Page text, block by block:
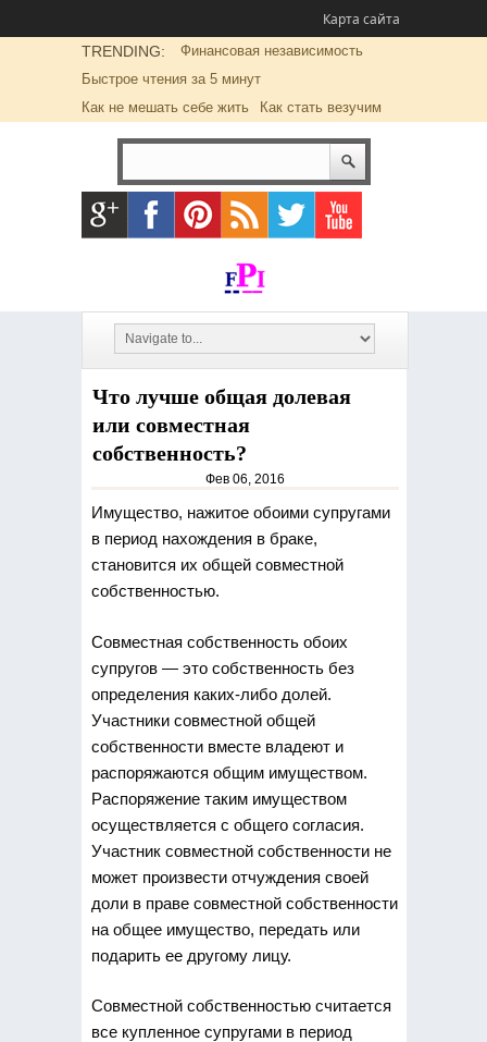
Карта сайта
TRENDING:
Финансовая независимость
Быстрое чтения за 5 минут
Как не мешать себе жить
Как стать везучим
Что лучше общая долевая
или совместная
собственность?
Фев 06, 2016
Имущество, нажитое обоими супругами
в период нахождения в браке,
становится их общей совместной
собственностью.
Совместная собственность обоих
супругов — это собственность без
определения каких-либо долей.
Участники совместной общей
собственности вместе владеют и
распоряжаются общим имуществом.
Распоряжение таким имуществом
осуществляется с общего согласия.
Участник совместной собственности не
может произвести отчуждения своей
доли в праве совместной собственности
на общее имущество, передать или
подарить ее другому лицу.
Совместной собственностью считается
все купленное супругами в период